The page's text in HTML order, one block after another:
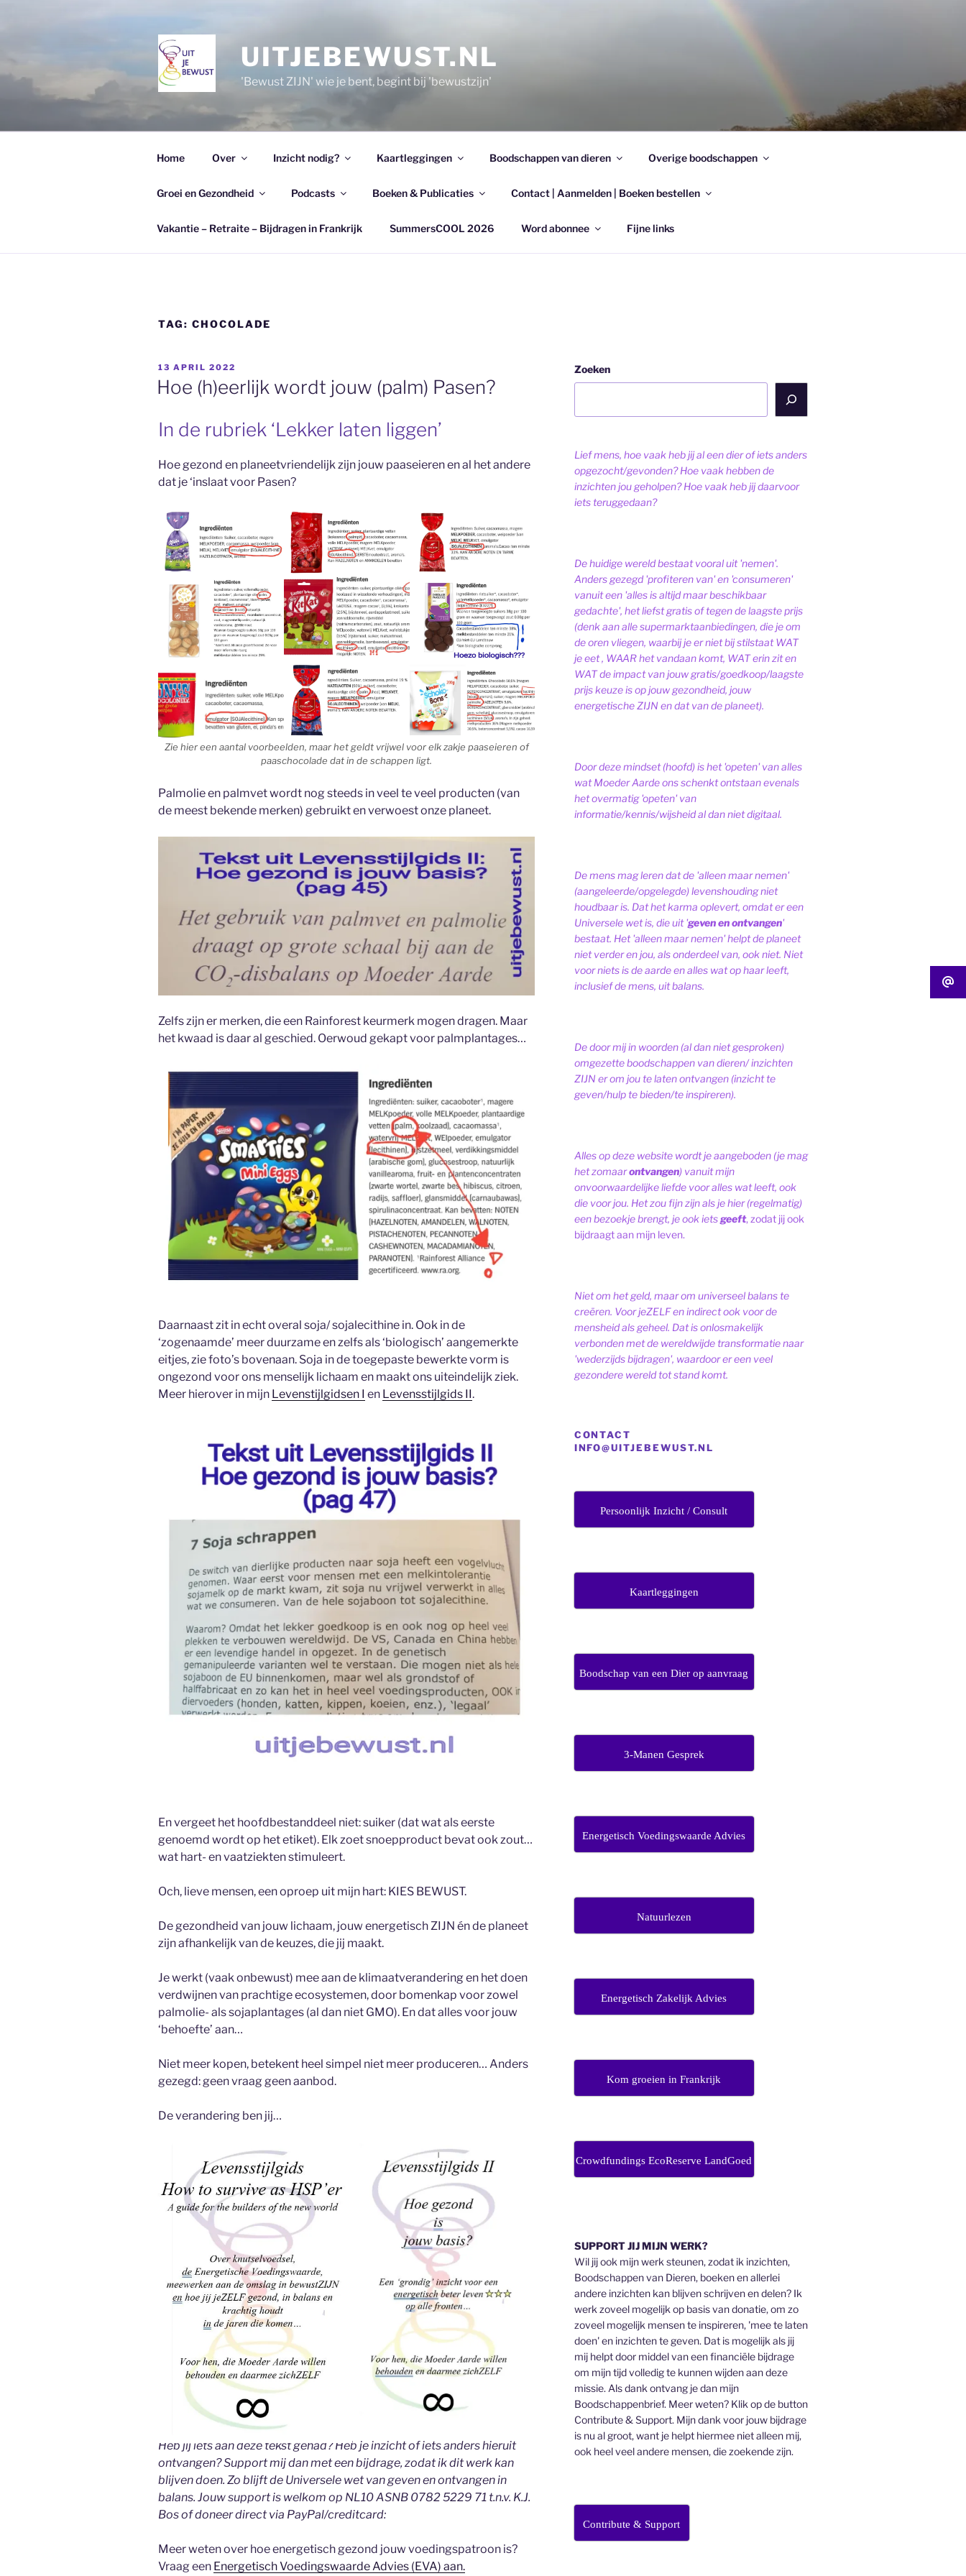
UITJEBEWUST.NL
'Bewust ZIJN' wie je bent, begint bij 'bewustzijn'
Home Over Inzicht nodig? Kaartleggingen Boodschappen van dieren Overige boodschappen
Groei en Gezondheid Podcasts Boeken & Publicaties Contact | Aanmelden | Boeken bestellen
Vakantie – Retraite – Bijdragen in Frankrijk SummersCOOL 2026 Word abonnee Fijne links
TAG: CHOCOLADE
GEPLAATST
OP
13 APRIL 2022
Hoe (h)eerlijk wordt jouw (palm) Pasen?
In de rubriek ‘Lekker laten liggen’
Hoe gezond en planeetvriendelijk zijn jouw paaseieren en al het andere
dat je ‘inslaat voor Pasen?
Zie hier een aantal voorbeelden, maar het geldt vrijwel voor elk zakje paaseieren of
paaschocolade dat in de schappen ligt.
Palmolie en palmvet wordt nog steeds in veel te veel producten (van
de meest bekende merken) gebruikt en verwoest onze planeet.
Zelfs zijn er merken, die een Rainforest keurmerk mogen dragen. Maar
het kwaad is daar al geschied. Oerwoud gekapt voor palmplantages…
Daarnaast zit in echt overal soja/ sojalecithine in. Ook in de
‘zogenaamde’ meer duurzame en zelfs als ‘biologisch’ aangemerkte
eitjes, zie foto’s bovenaan. Soja in de toegepaste bewerkte vorm is
ongezond voor ons menselijk lichaam en maakt ons uiteindelijk ziek.
Meer hierover in mijn Levenstijlgidsen I en Levensstijlgids II.
En vergeet het hoofdbestanddeel niet: suiker (dat wat als eerste
genoemd wordt op het etiket). Elk zoet snoepproduct bevat ook zout…
wat hart- en vaatziekten stimuleert.
Och, lieve mensen, een oproep uit mijn hart: KIES BEWUST.
De gezondheid van jouw lichaam, jouw energetisch ZIJN én de planeet
zijn afhankelijk van de keuzes, die jij maakt.
Je werkt (vaak onbewust) mee aan de klimaatverandering en het doen
verdwijnen van prachtige ecosystemen, door bomenkap voor zowel
palmolie- als sojaplantages (al dan niet GMO). En dat alles voor jouw
‘behoefte’ aan…
Niet meer kopen, betekent heel simpel niet meer produceren… Anders
gezegd: geen vraag geen aanbod.
De verandering ben jij…
Heb jij iets aan deze tekst gehad? Heb je inzicht of iets anders hieruit
ontvangen? Support mij dan met een bijdrage, zodat ik dit werk kan
blijven doen. Zo blijft de Universele wet van geven en ontvangen in
balans. Jouw support is welkom op NL10 ASNB 0782 5229 71 t.n.v. K.J.
Bos of doneer direct via PayPal/creditcard:
Meer weten over hoe energetisch gezond jouw voedingspatroon is?
Vraag een Energetisch Voedingswaarde Advies (EVA) aan.
Zoeken
Lief mens, hoe vaak heb jij al een dier of iets anders
opgezocht/gevonden? Hoe vaak hebben de
inzichten jou geholpen? Hoe vaak heb jij daarvoor
iets teruggedaan?
De huidige wereld bestaat vooral uit 'nemen'.
Anders gezegd 'profiteren van' en 'consumeren'
vanuit een 'alles is altijd maar beschikbaar
gedachte', het liefst gratis of tegen de laagste prijs
(denk aan alle supermarktaanbiedingen, die je om
de oren vliegen, waarbij je er niet bij stilstaat WAT
je eet , WAAR het vandaan komt, WAT erin zit en
WAT de impact van jouw gratis/goedkoop/laagste
prijs keuze is op jouw gezondheid, jouw
energetische ZIJN en dat van de planeet).
Door deze mindset (hoofd) is het 'opeten' van alles
wat Moeder Aarde ons schenkt ontstaan evenals
het overmatig 'opeten' van
informatie/kennis/wijsheid al dan niet digitaal.
De mens mag leren dat de 'alleen maar nemen'
(aangeleerde/opgelegde) levenshouding niet
houdbaar is. Dat het karma oplevert, omdat er een
Universele wet is, die uit 'geven en ontvangen'
bestaat. Het 'alleen maar nemen' helpt de planeet
niet verder en jou, als onderdeel van, ook niet. Niet
voor niets is de aarde en alles wat op haar leeft,
inclusief de mens, uit balans.
De door mij in woorden (al dan niet gesproken)
omgezette boodschappen van dieren/ inzichten
ZIJN er om jou te laten ontvangen (inzicht te
geven/hulp te bieden/te inspireren).
Alles op deze website wordt je aangeboden (je mag
het zomaarontvangen) vanuit mijn
onvoorwaardelijke liefde voor alles wat leeft, ook
die voor jou. Het zou fijn zijn als je hier (regelmatig)
een bezoekje brengt, je ook ietsgeeft, zodat jij ook
bijdraagt aan mijn leven.
Niet om het geld, maar om universeel balans te
creëren. Voor jeZELF en indirect ook voor de
mensheid als geheel. Dat is onlosmakelijk
verbonden met de wereldwijde transformatie naar
'wederzijds bijdragen', waardoor er een veel
gezondere wereld tot stand komt.
CONTACT
INFO@UITJEBEWUST.NL
Persoonlijk Inzicht / Consult
Kaartleggingen
Boodschap van een Dier op aanvraag
3-Manen Gesprek
Energetisch Voedingswaarde Advies
Natuurlezen
Energetisch Zakelijk Advies
Kom groeien in Frankrijk
Crowdfundings EcoReserve LandGoed
SUPPORT JIJ MIJN WERK?
Wil jij ook mijn werk steunen, zodat ik inzichten,
Boodschappen van Dieren, boeken en allerlei
andere inzichten kan blijven schrijven en delen? Ik
werk zoveel mogelijk op basis van donatie, om zo
zoveel mogelijk mensen te inspireren, 'mee te laten
doen' en inzichten te geven. Dat is mogelijk als jij
mij helpt door middel van een financiële bijdrage
om mijn tijd volledig te kunnen wijden aan deze
missie. Als dank ontvang je dan mijn
Boodschappenbrief. Meer weten? Klik op de button
Contribute & Support. Mijn dank voor jouw bijdrage
is nu al groot, want je helpt hiermee niet alleen mij,
ook heel veel andere mensen, die zoekende zijn.
Contribute & Support